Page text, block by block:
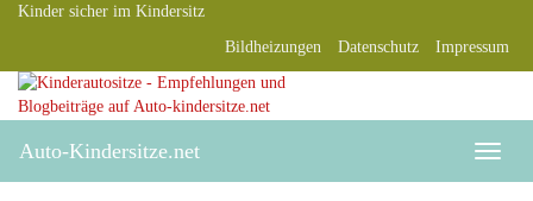
Skip
content
Kinder sicher im Kindersitz
Bildheizungen
Datenschutz Impressum
Toggle
Auto-Kindersitze.net